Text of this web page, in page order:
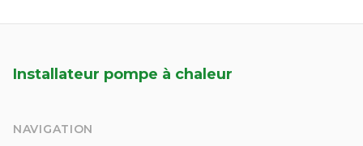
Installateur pompe à chaleur
NAVIGATION